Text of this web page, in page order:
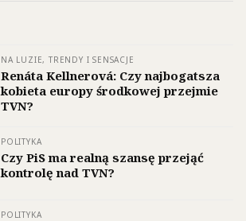
NA LUZIE, TRENDY I SENSACJE
Renáta Kellnerová: Czy najbogatsza
kobieta europy środkowej przejmie
TVN?
POLITYKA
Czy PiS ma realną szansę przejąć
kontrolę nad TVN?
POLITYKA